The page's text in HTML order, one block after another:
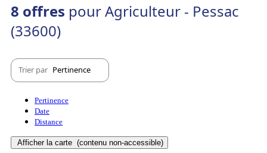
8 offres pour Agriculteur - Pessac
(33600)
Trier par Pertinence
Pertinence
Date
Distance
Afficher la carte (contenu non-accessible)